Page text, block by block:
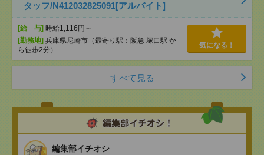
タッフ/N412032825091[アルバイト]
[給 与] 時給1,116円～
[勤務地] 兵庫県尼崎市（最寄り駅：阪急 塚口駅 か
ら徒歩2分）
気になる！
すべて見る
編集部イチオシ